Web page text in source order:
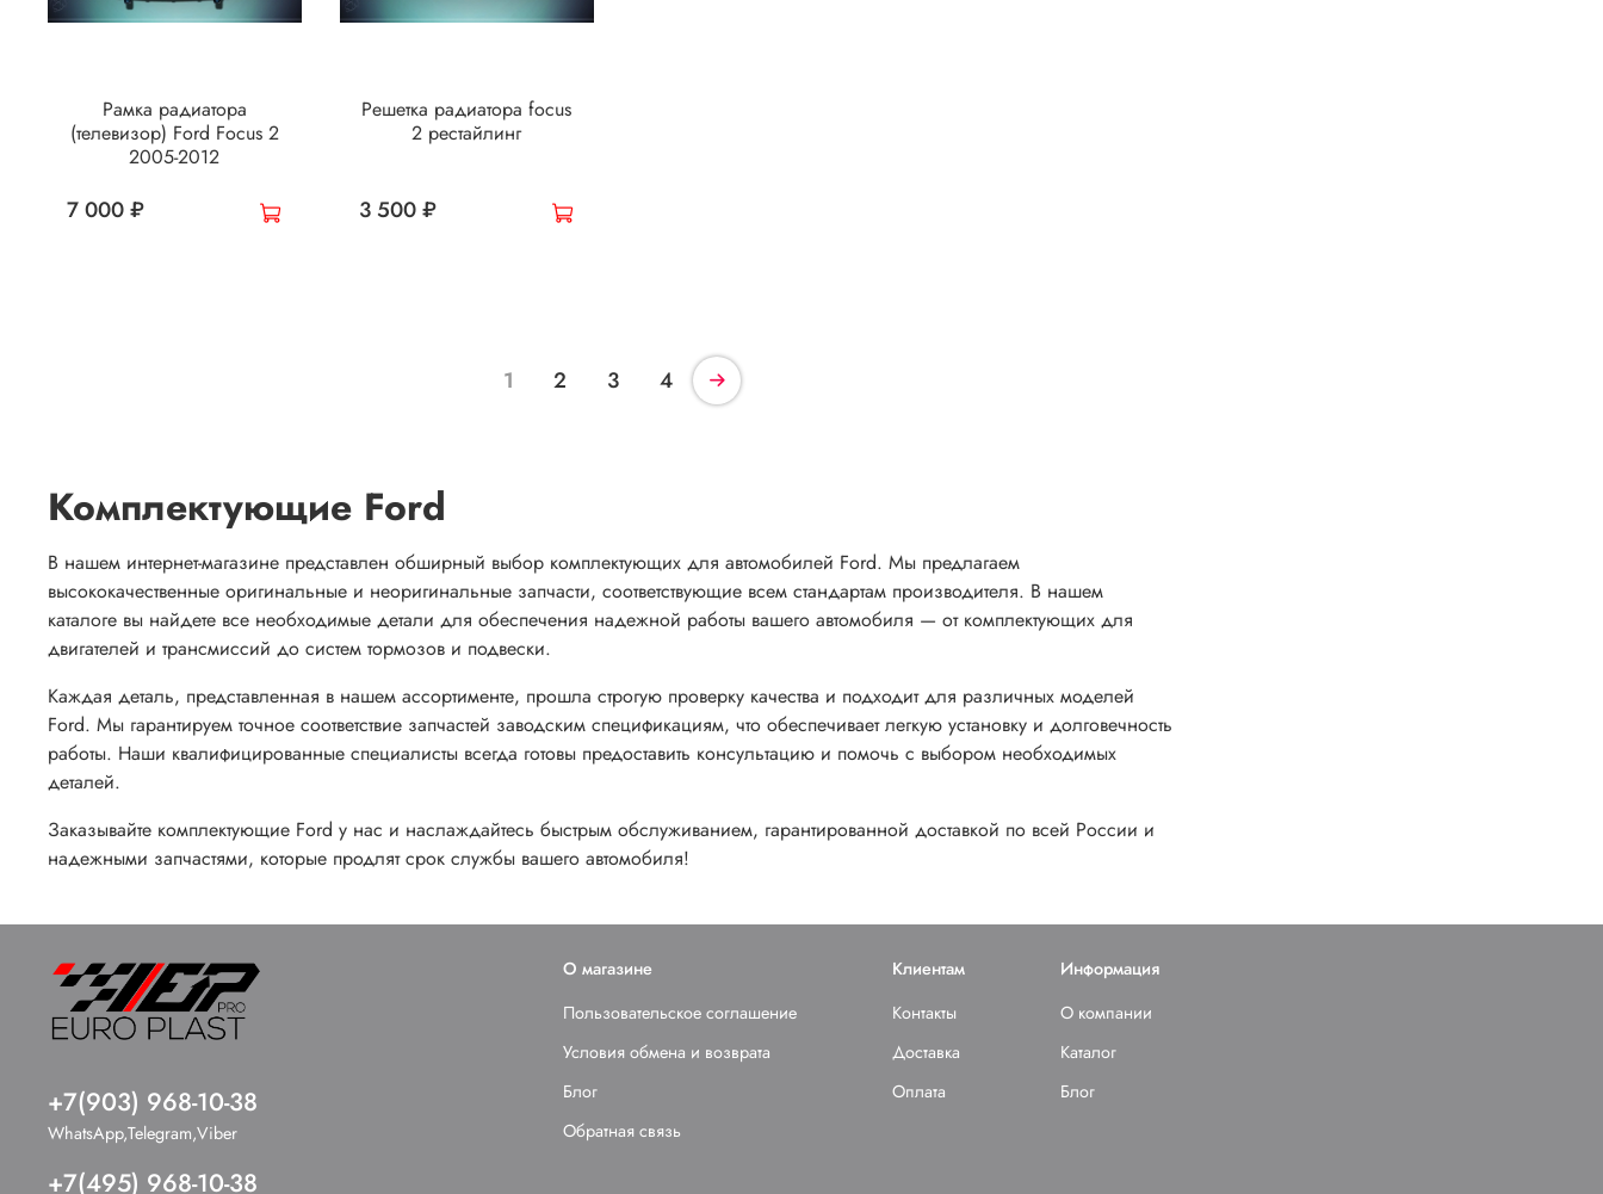
Рамка радиатора
(телевизор) Ford Focus 2
2005-2012
7 000 ₽
Решетка радиатора focus
2 рестайлинг
3 500 ₽
1 2 3 4
Комплектующие Ford
В нашем интернет-магазине представлен обширный выбор комплектующих для автомобилей Ford. Мы предлагаем
высококачественные оригинальные и неоригинальные запчасти, соответствующие всем стандартам производителя. В нашем
каталоге вы найдете все необходимые детали для обеспечения надежной работы вашего автомобиля — от комплектующих для
двигателей и трансмиссий до систем тормозов и подвески.
Каждая деталь, представленная в нашем ассортименте, прошла строгую проверку качества и подходит для различных моделей
Ford. Мы гарантируем точное соответствие запчастей заводским спецификациям, что обеспечивает легкую установку и долговечность
работы. Наши квалифицированные специалисты всегда готовы предоставить консультацию и помочь с выбором необходимых
деталей.
Заказывайте комплектующие Ford у нас и наслаждайтесь быстрым обслуживанием, гарантированной доставкой по всей России и
надежными запчастями, которые продлят срок службы вашего автомобиля!
О магазине
Пользовательское соглашение
Условия обмена и возврата
Блог
Обратная связь
Клиентам
Контакты
Доставка
Оплата
Информация
О компании
Каталог
Блог
+7(903) 968-10-38
WhatsApp,Telegram,Viber
+7(495) 968-10-38